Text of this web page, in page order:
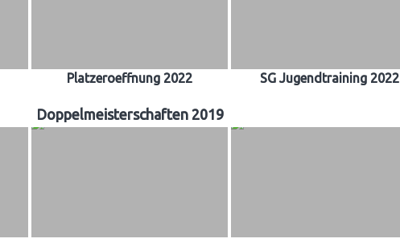
Platzeroeffnung 2022 SG Jugendtraining 2022
Doppelmeisterschaften 2019